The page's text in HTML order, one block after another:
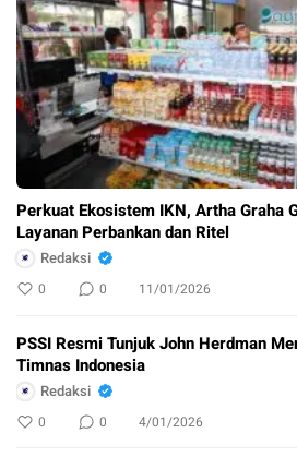
Perkuat Ekosistem IKN, Artha Graha
Layanan Perbankan dan Ritel
Redaksi
0 0 11/01/2026
PSSI Resmi Tunjuk John Herdman
Timnas Indonesia
Redaksi
0 0 4/01/2026